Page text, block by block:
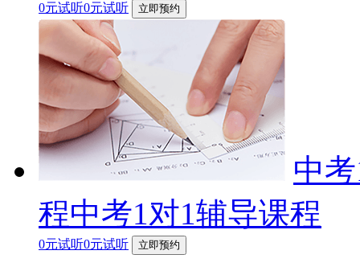
0元试听0元试听 立即预约
中
程中考1对1辅导课程
0元试听0元试听 立即预约